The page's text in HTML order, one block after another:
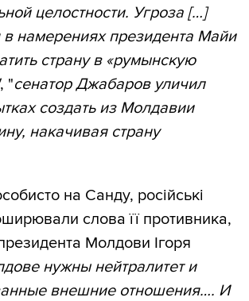
целостности. Угроза […]
в намерениях президента Майи
страну в «румынскую
, "сенатор Джабаров уличил
создать из Молдавии
накачивая страну
на Санду, російські
слова її противника,
Молдови Ігоря
нужны нейтралитет и
внешние отношения…. И